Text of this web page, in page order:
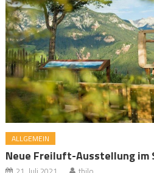
ALLGEMEIN
Neue Freiluft-Ausstellung